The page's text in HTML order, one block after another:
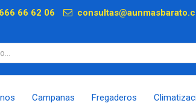
666 66 62 06
Campanas Fregaderos